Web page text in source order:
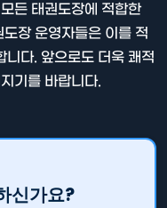
든 태권도장에 적합한
장 운영자들은 이를 적
니다. 앞으로도 더욱 쾌적
기를 바랍니다.
신가요?